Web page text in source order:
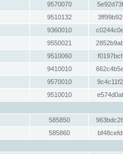
9570070
9510132
9360010
9550021
9510060
9410010
9570010
9510010
585850
585860